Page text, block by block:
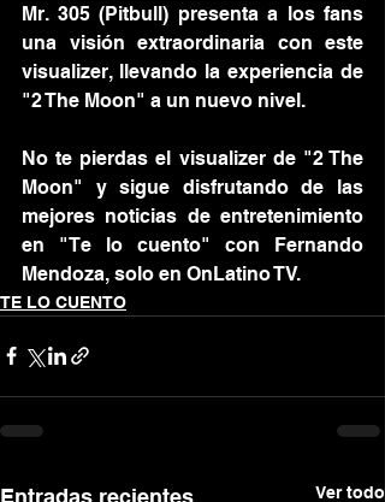
Mr. 305 (Pitbull) presenta a los fans
una visión extraordinaria con este
visualizer, llevando la experiencia de
"2 The Moon" a un nuevo nivel.
No te pierdas el visualizer de "2 The
Moon" y sigue disfrutando de las
mejores noticias de entretenimiento
en "Te lo cuento" con Fernando
Mendoza, solo en OnLatino TV.
TE LO CUENTO
Entradas recientes Ver todo